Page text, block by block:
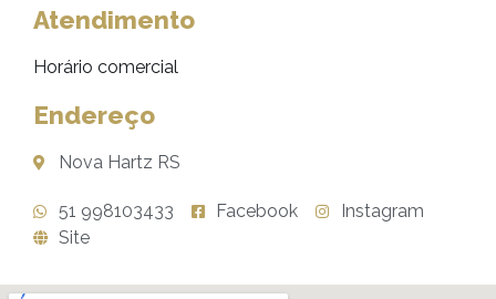
Atendimento
Horário comercial
Endereço
Nova Hartz RS
51 998103433 Facebook
Instagram
Site